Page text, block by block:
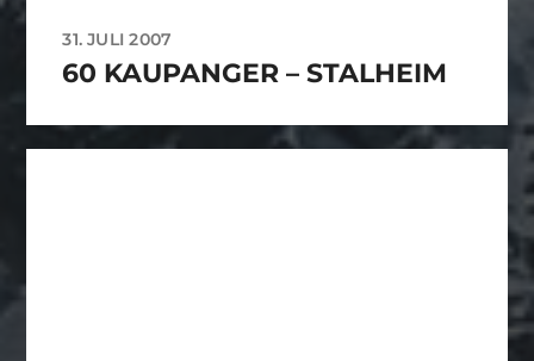
31. JULI 2007
60 KAUPANGER – STALHEIM